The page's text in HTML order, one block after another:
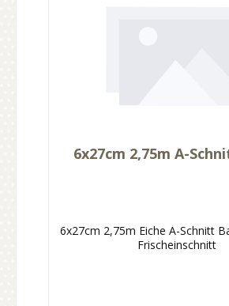
6x27cm 2,75m A-
6x27cm 2,75m Eiche A-Schnitt
Frischeinschnitt